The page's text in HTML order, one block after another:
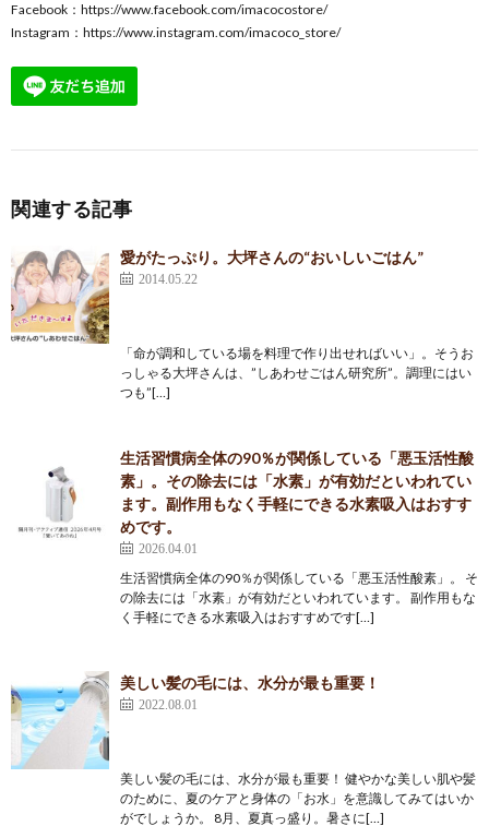
Facebook： https://www.facebook.com/imacocostore/
Instagram： https://www.instagram.com/imacoco_store/
関連する記事
愛がたっぷり。大坪さんの“おいしいごはん”
2014.05.22
「命が調和している場を料理で作り出せればいい」。そうお
っしゃる大坪さんは、”しあわせごはん研究所”。調理にはい
つも”[…]
生活習慣病全体の90％が関係している「悪玉活性酸
素」。その除去には「水素」が有効だといわれてい
ます。副作用もなく手軽にできる水素吸入はおすす
めです。
2026.04.01
生活習慣病全体の90％が関係している「悪玉活性酸素」。 そ
の除去には「水素」が有効だといわれています。 副作用もな
く手軽にできる水素吸入はおすすめです[…]
美しい髪の毛には、水分が最も重要！
2022.08.01
美しい髪の毛には、水分が最も重要！ 健やかな美しい肌や髪
のために、夏のケアと身体の「お水」を意識してみてはいか
がでしょうか。 8月、夏真っ盛り。暑さに[…]